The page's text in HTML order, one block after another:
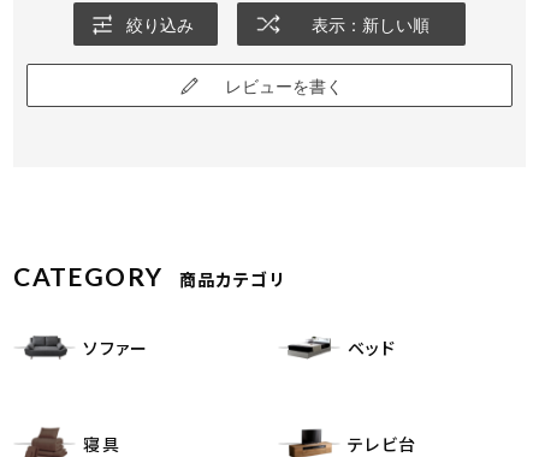
（※旧システム 2020年以前ご購入分のレビューです）
絞り込み 表示：新しい順
レビューを書く
CATEGORY 商品カテゴリ
ソファー ベッド
寝具 テレビ台